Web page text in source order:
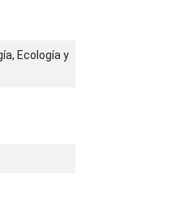
Ecología y